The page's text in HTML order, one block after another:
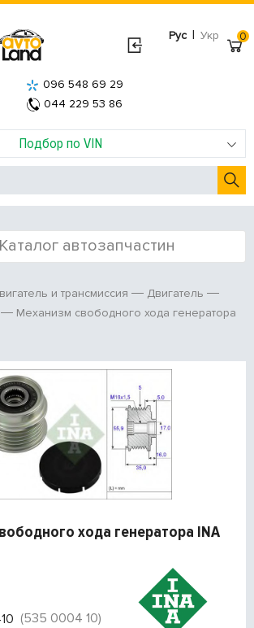
Рус | Укр
Подбор по VIN
096 548 69 29
044 229 53 86
0
Каталог автозапчастин
и трансмиссия
Двигатель
Механизм свободного хода генератора
хода генератора INA
(535 0004 10)